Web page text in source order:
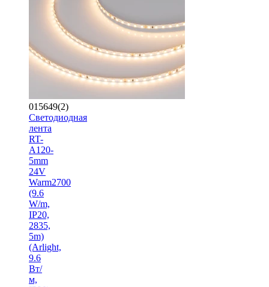
015649(2)
Светодиодная
лента
RT-
A120-
5mm
24V
Warm2700
(9.6
W/m,
IP20,
2835,
5m)
(Arlight,
9.6
Вт/
м,